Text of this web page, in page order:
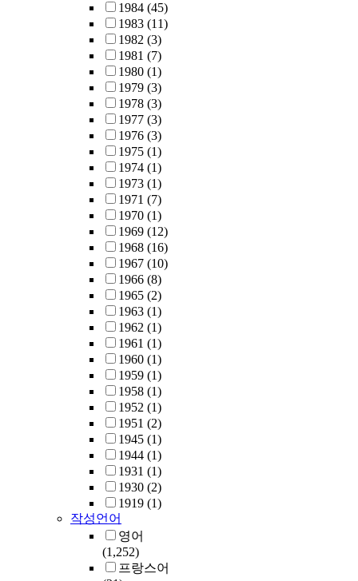
1984 (45)
1983 (11)
1982 (3)
1981 (7)
1980 (1)
1979 (3)
1978 (3)
1977 (3)
1976 (3)
1975 (1)
1974 (1)
1973 (1)
1971 (7)
1970 (1)
1969 (12)
1968 (16)
1967 (10)
1966 (8)
1965 (2)
1963 (1)
1962 (1)
1961 (1)
1960 (1)
1959 (1)
1958 (1)
1952 (1)
1951 (2)
1945 (1)
1944 (1)
1931 (1)
1930 (2)
1919 (1)
작성언어
영어
(1,252)
프랑스어